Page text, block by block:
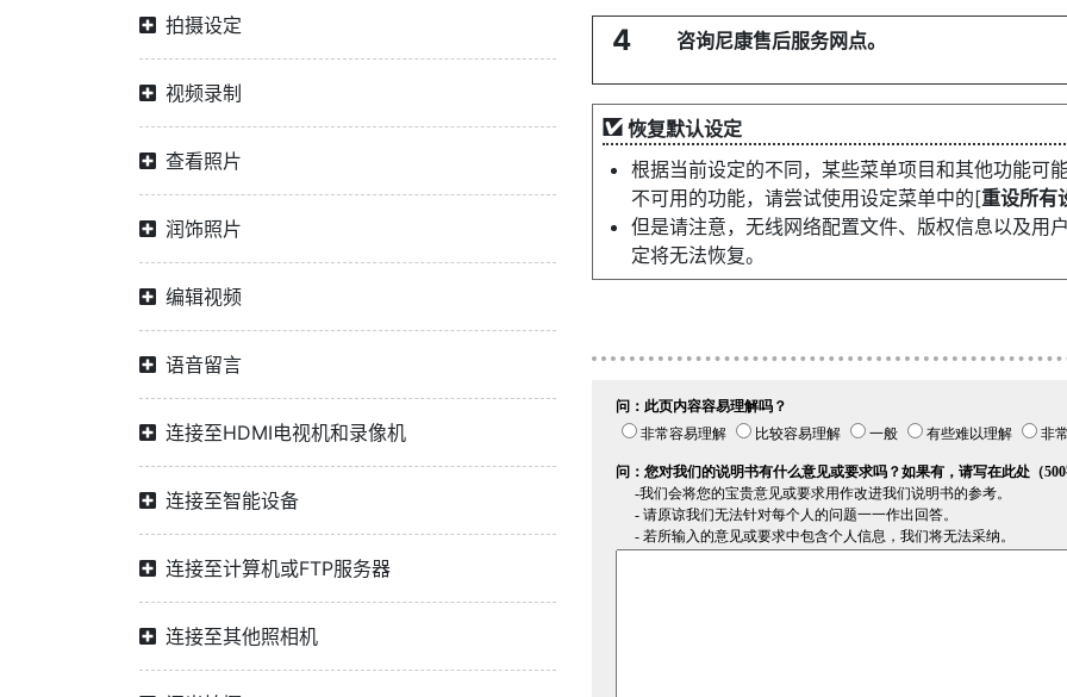
拍摄设定
视频录制
查看照片
润饰照片
编辑视频
语音留言
连接至HDMI电视机和录像机
连接至智能设备
连接至计算机或FTP服务器
连接至其他照相机
4 咨询尼康售后服务网点。
恢复默认设定
根据当前设定的不同，某些菜单项目和其他功能可
不可用的功能，请尝试使用设定菜单中的[重设所有
但是请注意，无线网络配置文件、版权信息以及用
定将无法恢复。